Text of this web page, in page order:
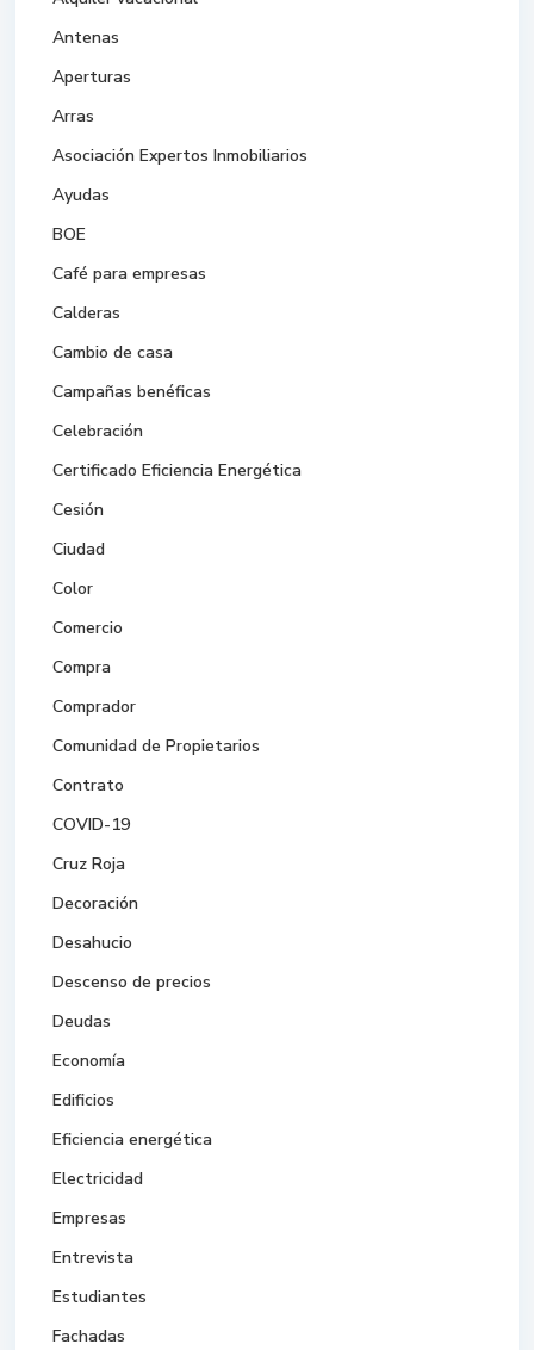
Antenas
Aperturas
Arras
Asociación Expertos Inmobiliarios
Ayudas
BOE
Café para empresas
Calderas
Cambio de casa
Campañas benéficas
Celebración
Certificado Eficiencia Energética
Cesión
Ciudad
Color
Comercio
Compra
Comprador
Comunidad de Propietarios
Contrato
COVID-19
Cruz Roja
Decoración
Desahucio
Descenso de precios
Deudas
Economía
Edificios
Eficiencia energética
Electricidad
Empresas
Entrevista
Estudiantes
Fachadas